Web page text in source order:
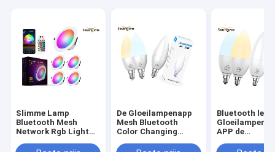
Slimme Lamp
Bluetooth Mesh
Network Rgb Light
Kleurenaanpassing
De Gloeilampenapp
Mesh Bluetooth
Color Changing
Controle
Bluetooth
Gloeilampen
APP de
van de